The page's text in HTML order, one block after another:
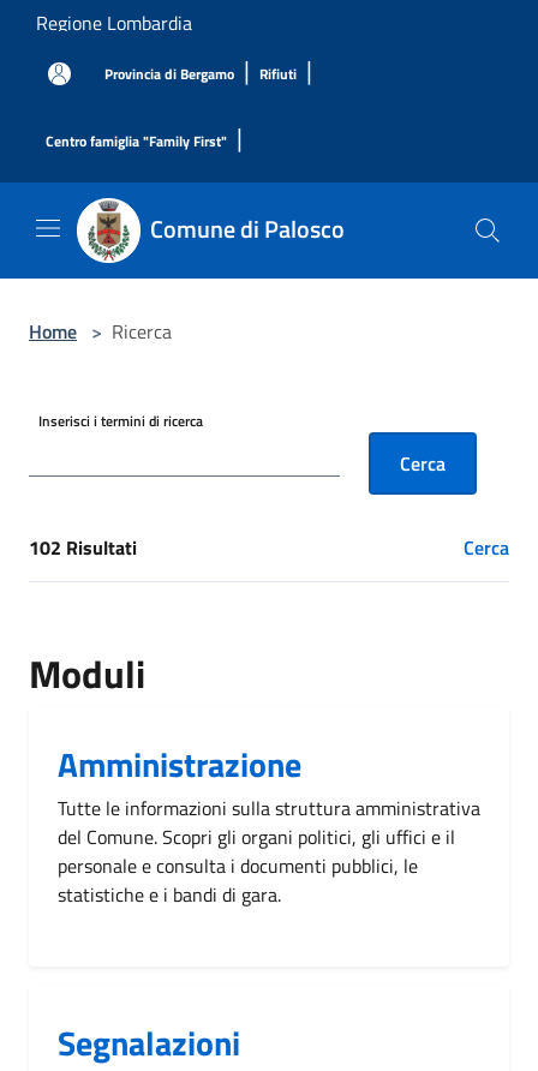
Salta al contenuto principale
Regione Lombardia
Provincia di Bergamo | Rifiuti |
Centro famiglia "Family First" |
Comune di Palosco
Home > Ricerca
Inserisci i termini di ricerca
Cerca
[results] Risultati
102 Risultati Cerca
Moduli
Amministrazione
Tutte le informazioni sulla struttura amministrativa
del Comune. Scopri gli organi politici, gli uffici e il
personale e consulta i documenti pubblici, le
statistiche e i bandi di gara.
Segnalazioni